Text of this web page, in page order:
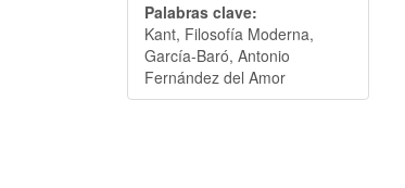
Palabras clave:
Kant, Filosofía Moderna,
García-Baró, Antonio
Fernández del Amor